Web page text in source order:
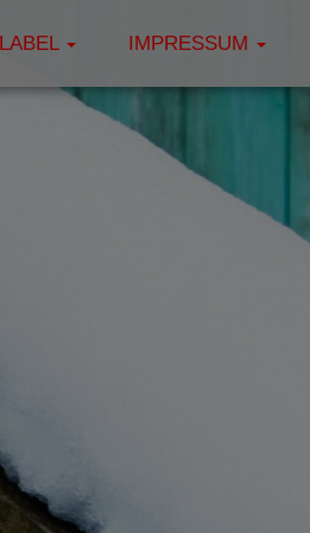
LABEL IMPRESSUM